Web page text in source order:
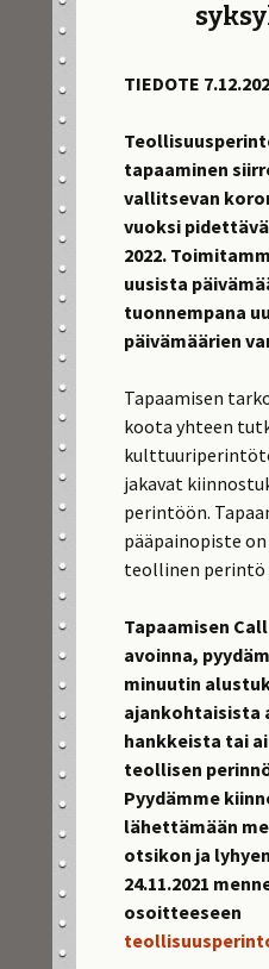
TIEDOTE
tapaaminen
vallitsevan
vuoksi
2022.
uusista
tuonnempana
päivämäärien
Tapaamisen
koota yhteen
jakavat
perintöön.
pääpainopiste
teollinen perintö
Tapaamisen
avoinna,
minuutin
ajankohtaisista
hankkeista tai
teollisen
Pyydämme
lähettämään
otsikon ja
24.11.2021
osoitteeseen